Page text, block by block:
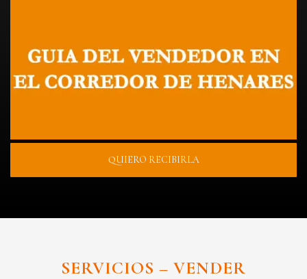
QUIERO RECIBIRLA
SERVICIOS – VENDER